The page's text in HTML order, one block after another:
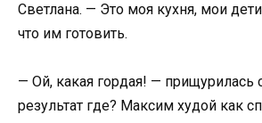
Светлана. — Это моя кухня, мои
что им готовить.
— Ой, какая гордая! — прищурилась
результат где? Максим худой как